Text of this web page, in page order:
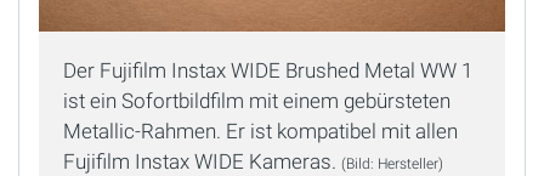
Der Fujifilm Instax WIDE Brushed Metal WW 1
ist ein Sofortbildfilm mit einem gebürsteten
Metallic-Rahmen. Er ist kompatibel mit allen
Fujifilm Instax WIDE Kameras. (Bild: Hersteller)